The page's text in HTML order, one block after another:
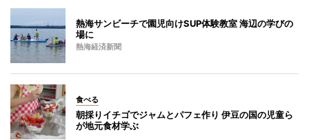
熱海サンビーチで園児向けSUP体験教室 海辺の学びの
場に
熱海経済新聞
食べる
朝採りイチゴでジャムとパフェ作り 伊豆の国の児童ら
が地元食材学ぶ